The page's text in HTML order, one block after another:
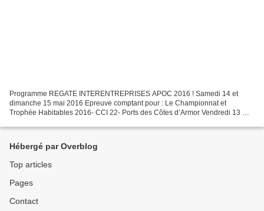
Programme REGATE INTERENTREPRISES APOC 2016 ! Samedi 14 et
dimanche 15 mai 2016 Epreuve comptant pour : Le Championnat et
Trophée Habitables 2016- CCI 22- Ports des Côtes d’Armor Vendredi 13 mai
Hébergé par Overblog
Top articles
Pages
Contact